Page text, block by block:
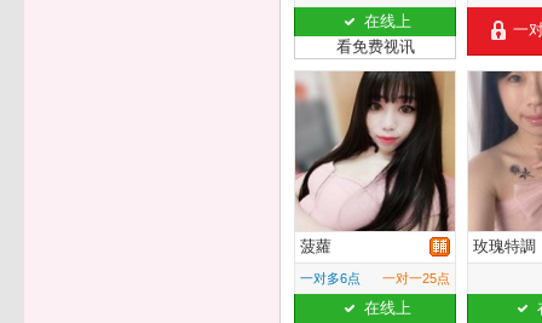
在线上
看免费视讯
一
菠蘿
一对多6点 一对一25点
在线上
玫瑰特調